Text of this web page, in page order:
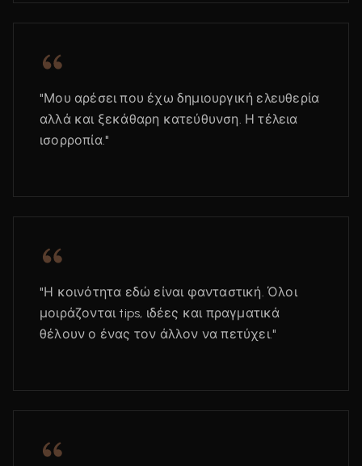
"Μου αρέσει που έχω δημιουργική ελευθερία
αλλά και ξεκάθαρη κατεύθυνση. Η τέλεια
ισορροπία."
"Η κοινότητα εδώ είναι φανταστική. Όλοι
μοιράζονται tips, ιδέες και πραγματικά
θέλουν ο ένας τον άλλον να πετύχει."